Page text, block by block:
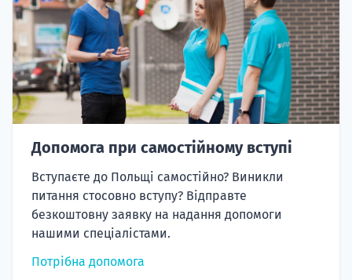
Допомога при самостійному вступі
Вступаєте до Польщі самостійно? Виникли
питання стосовно вступу? Відправте
безкоштовну заявку на надання допомоги
нашими спеціалістами.
Потрібна допомога